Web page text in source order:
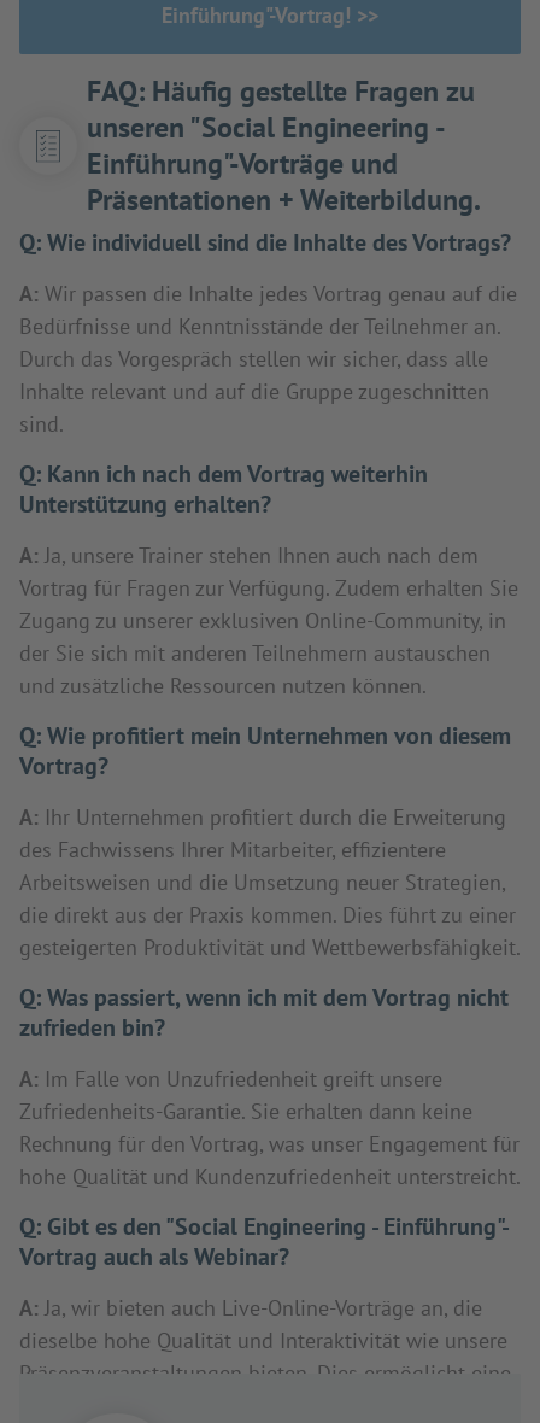
Einführung"-Vortrag! >>
FAQ: Häufig gestellte Fragen zu
unseren "Social Engineering -
Einführung"-Vorträge und
Präsentationen + Weiterbildung.
Q:Wie individuell sind die Inhalte des Vortrags?
A: Wir passen die Inhalte jedes Vortrag genau auf die
Bedürfnisse und Kenntnisstände der Teilnehmer an.
Durch das Vorgespräch stellen wir sicher, dass alle
Inhalte relevant und auf die Gruppe zugeschnitten
sind.
Q: Kann ich nach dem Vortrag weiterhin
Unterstützung erhalten?
A: Ja, unsere Trainer stehen Ihnen auch nach dem
Vortrag für Fragen zur Verfügung. Zudem erhalten Sie
Zugang zu unserer exklusiven Online-Community, in
der Sie sich mit anderen Teilnehmern austauschen
und zusätzliche Ressourcen nutzen können.
Q:Wie profitiert mein Unternehmen von diesem
Vortrag?
A: Ihr Unternehmen profitiert durch die Erweiterung
des Fachwissens Ihrer Mitarbeiter, effizientere
Arbeitsweisen und die Umsetzung neuer Strategien,
die direkt aus der Praxis kommen. Dies führt zu einer
gesteigerten Produktivität und Wettbewerbsfähigkeit.
Q:Was passiert, wenn ich mit dem Vortrag nicht
zufrieden bin?
A: Im Falle von Unzufriedenheit greift unsere
Zufriedenheits-Garantie. Sie erhalten dann keine
Rechnung für den Vortrag, was unser Engagement für
hohe Qualität und Kundenzufriedenheit unterstreicht.
Q: Gibt es den "Social Engineering - Einführung"-
Vortrag auch als Webinar?
A: Ja, wir bieten auch Live-Online-Vorträge an, die
dieselbe hohe Qualität und Interaktivität wie unsere
Präsenzveranstaltungen bieten. Dies ermöglicht eine